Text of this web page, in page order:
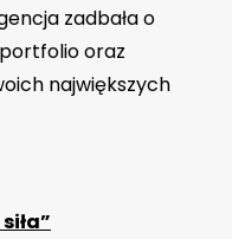
zadbała o
oraz
największych